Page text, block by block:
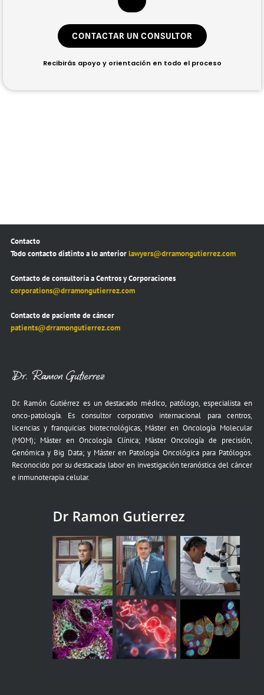
CONTACTAR UN CONSULTOR
Recibirás apoyo y orientación en todo el proceso
Contacto
Todo contacto distinto a lo anteriorlawyers@drramongutierrez.com
Contacto de consultoría a Centros y Corporaciones
corporations@drramongutierrez.com
Contacto de paciente de cáncer
patients@drramongutierrez.com
Dr. Ramón Gutiérrez es un destacado médico, patólogo, especialista en
onco-patología. Es consultor corporativo internacional para centros,
licencias y franquicias biotecnológicas, Máster en Oncología Molecular
(MOM); Máster en Oncología Clínica; Máster Oncología de precisión,
Genómica y Big Data; y Máster en Patología Oncológica para Patólogos.
Reconocido por su destacada labor en investigación teranóstica del cáncer
e inmunoterapia celular.